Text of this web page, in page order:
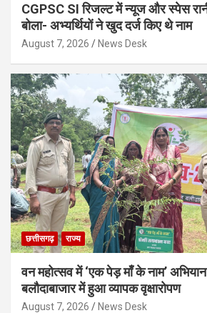
CGPSC SI रिजल्ट में न्यूज और स्पेस
बोला- अभ्यर्थियों ने खुद दर्ज किए थे नाम
August 7, 2026 News Desk
छत्तीसगढ़ राज्य
वन महोत्सव में ‘एक पेड़ माँ के नाम’
बलौदाबाजार में हुआ व्यापक वृक्षारोपण
August 7, 2026 News Desk